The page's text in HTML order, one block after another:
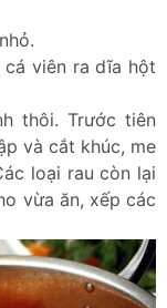
viên ra dĩa hột
thôi. Trước tiên
và cắt khúc, me
loại rau còn lại
vừa ăn, xếp các